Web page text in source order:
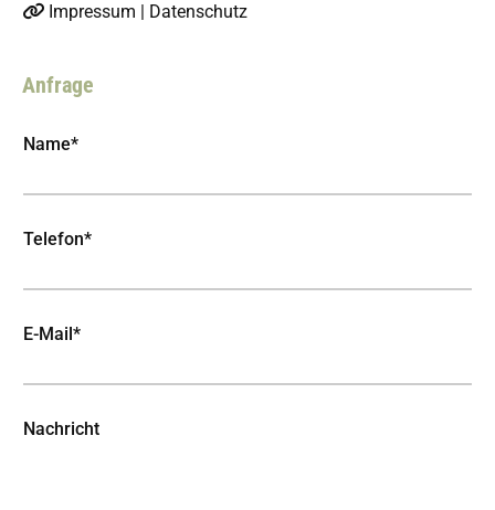
 Impressum Datenschutz
Anfrage
Name*
Telefon*
E-Mail*
Nachricht